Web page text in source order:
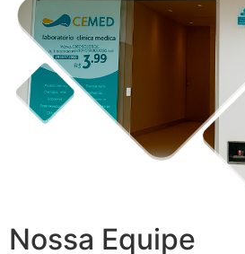
Nossa Equipe